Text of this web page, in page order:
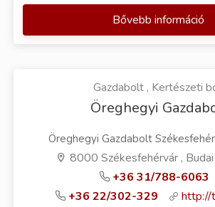
Bővebb információ
Gazdabolt , Kertészeti
Öreghegyi
Öreghegyi Gazdabolt
8000 Székesfehérvár ,
+36 31/788-6063
+36 22/302-329
http://